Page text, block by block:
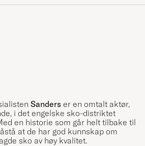
Sanders er en omtalt aktør,
i det engelske sko-distriktet
en historie som går helt tilbake til
at de har god kunnskap om
sko av høy kvalitet.